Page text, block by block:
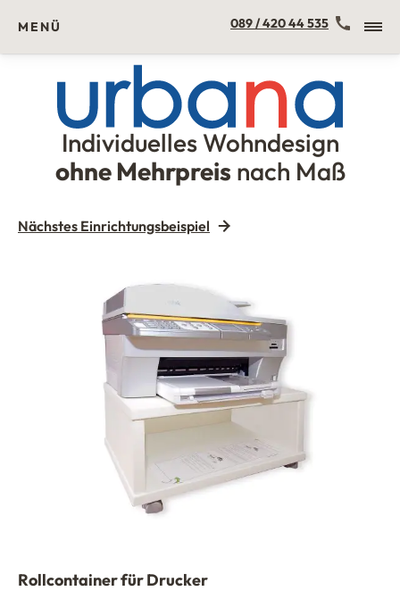
Urbana Möbel
Individuelles Wohndesign
ohne Mehrpreis nach Maß
MENÜ
Kontakt 089 / 420 44 535
Nächstes Einrichtungsbeispiel
Rollcontainer für Drucker